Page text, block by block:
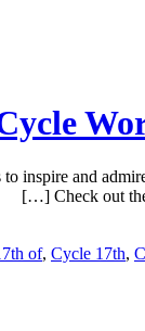
inspire and
Check out
of, Cycle 17th,